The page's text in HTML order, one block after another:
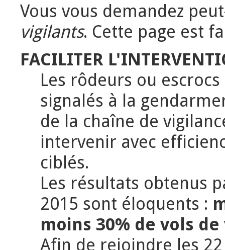
Vous vous demandez
vigilants. Cette page est
FACILITER
Les rôdeurs ou
signalés à la
de la chaîne de
intervenir avec
ciblés.
Les résultats obtenus
2015 sont éloquents :
moins 30% de vols
Afin de rejoindre les